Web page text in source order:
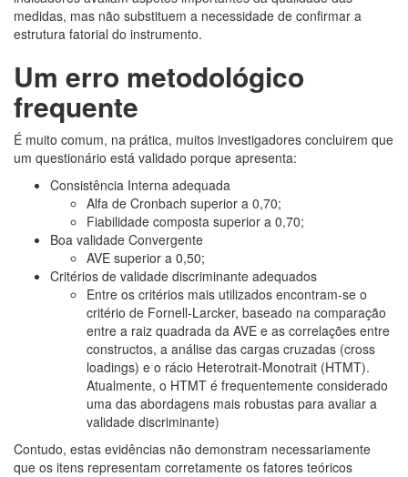
medidas, mas não substituem a necessidade de confirmar a
estrutura fatorial do instrumento.
Um erro metodológico
frequente
É muito comum, na prática, muitos investigadores concluirem que
um questionário está validado porque apresenta:
Consistência Interna adequada
Alfa de Cronbach superior a 0,70;
Fiabilidade composta superior a 0,70;
Boa validade Convergente
AVE superior a 0,50;
Critérios de validade discriminante adequados
Entre os critérios mais utilizados encontram-se o
critério de Fornell-Larcker, baseado na comparação
entre a raiz quadrada da AVE e as correlações entre
constructos, a análise das cargas cruzadas (cross
loadings) e o rácio Heterotrait-Monotrait (HTMT).
Atualmente, o HTMT é frequentemente considerado
uma das abordagens mais robustas para avaliar a
validade discriminante)
Contudo, estas evidências não demonstram necessariamente
que os itens representam corretamente os fatores teóricos